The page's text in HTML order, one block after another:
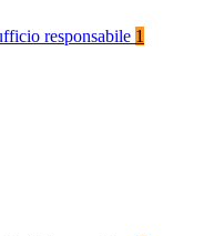
responsabile 1